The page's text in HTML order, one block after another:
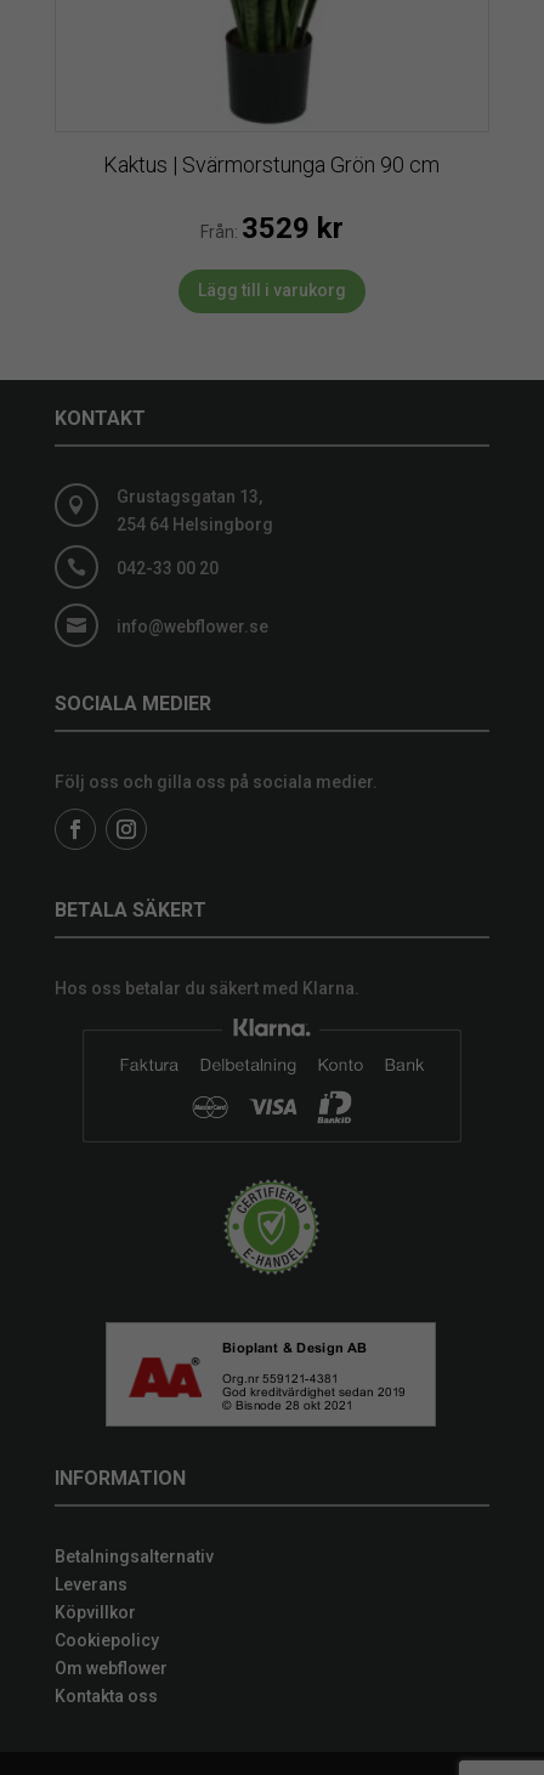
Kaktus | Svärmorstunga Grön 90 cm
Från: 3529 kr
Lägg till i varukorg
KONTAKT

Grustagsgatan 13,
254 64 Helsingborg
 042-33 00 20
 info@webflower.se
SOCIALA MEDIER
Följ oss och gilla oss på sociala medier.
BETALA SÄKERT
Hos oss betalar du säkert med Klarna.
INFORMATION
Betalningsalternativ
Leverans
Köpvillkor
Cookiepolicy
Om webflower
Kontakta oss